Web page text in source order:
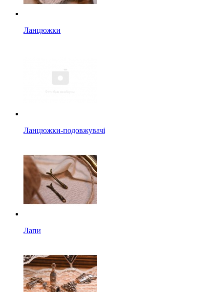
Ланцюжки
Ланцюжки-подовжувачі
Лапи